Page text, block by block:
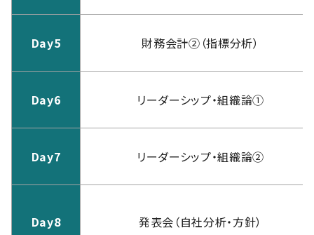
Day5 財務会計②（指標分析）
Day6 リーダーシップ・組織論①
Day7 リーダーシップ・組織論②
Day8 発表会（自社分析・方針）